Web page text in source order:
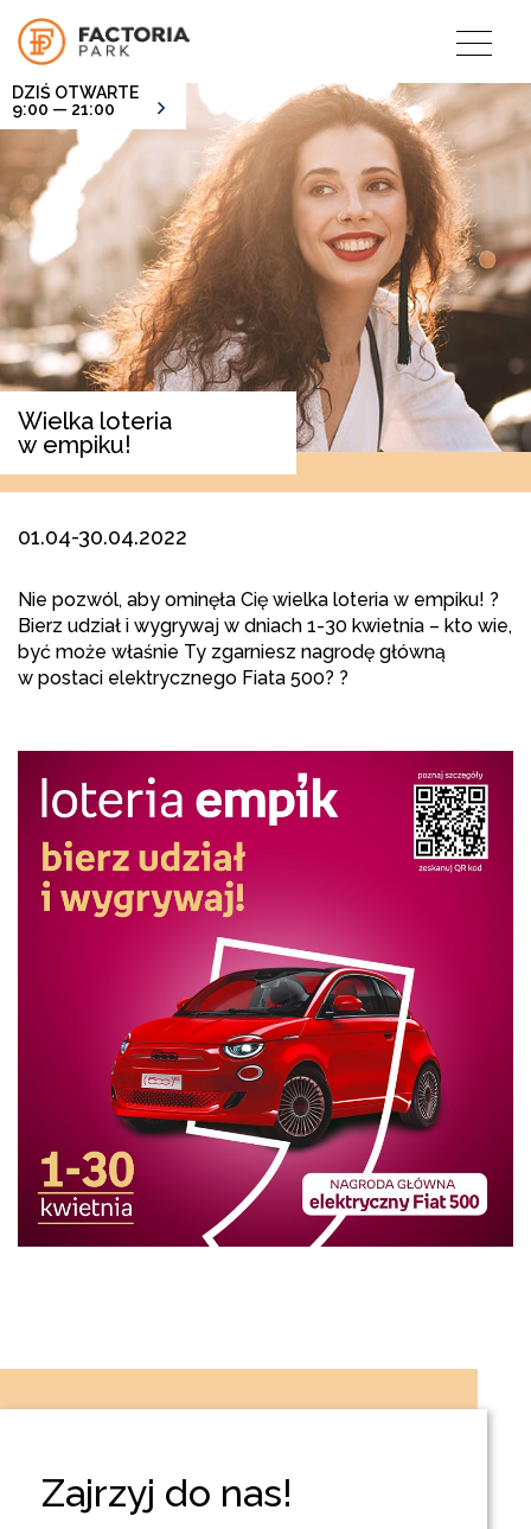
DZIŚ OTWARTE
9:00 — 21:00
Wielka loteria
w empiku!
01.04-30.04.2022
Nie pozwól, aby ominęła Cię wielka loteria w empiku! ?
Bierz udział i wygrywaj w dniach 1-30 kwietnia – kto wie,
być może właśnie Ty zgarniesz nagrodę główną
w postaci elektrycznego Fiata 500? ?
Zajrzyj do nas!